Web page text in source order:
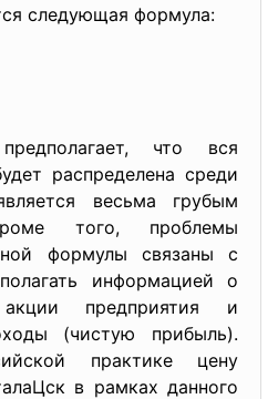
следующая формула:
что вся
распределена среди
весьма грубым
того, проблемы
формулы связаны с
информацией о
предприятия и
(чистую прибыль).
практике цену
в рамках данного